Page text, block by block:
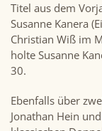
Titel aus dem
Susanne Kanera
Christian Wiß im
holte Susanne
30.
Ebenfalls über
Jonathan Hein